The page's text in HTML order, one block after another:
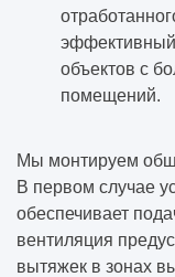
эффективный
объектов с
помещений.
Мы монтируем
В первом случае
обеспечивает
вентиляция
вытяжек в зонах